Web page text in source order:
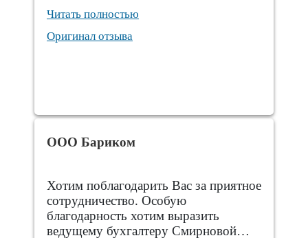
Читать полностью
Оригинал отзыва
ООО Бариком
Хотим поблагодарить Вас за приятное
сотрудничество. Особую
благодарность хотим выразить
ведущему бухгалтеру Смирновой…